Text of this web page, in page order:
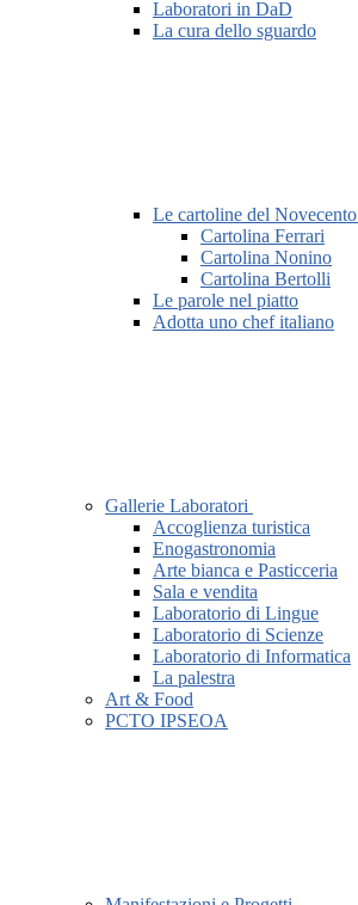
Laboratori in DaD
La cura dello sguardo
Le cartoline del Novecento
Cartolina Ferrari
Cartolina Nonino
Cartolina Bertolli
Le parole nel piatto
Adotta uno chef italiano
Gallerie Laboratori
Accoglienza turistica
Enogastronomia
Arte bianca e Pasticceria
Sala e vendita
Laboratorio di Lingue
Laboratorio di Scienze
Laboratorio di Informatica
La palestra
Art & Food
PCTO IPSEOA